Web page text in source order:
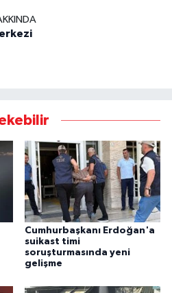
Cumhurbaşkanı Erdoğan'a
suikast timi
soruşturmasında yeni
gelişme